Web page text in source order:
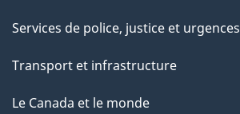
Services de police, justice et urgences
Transport et infrastructure
Le Canada et le monde